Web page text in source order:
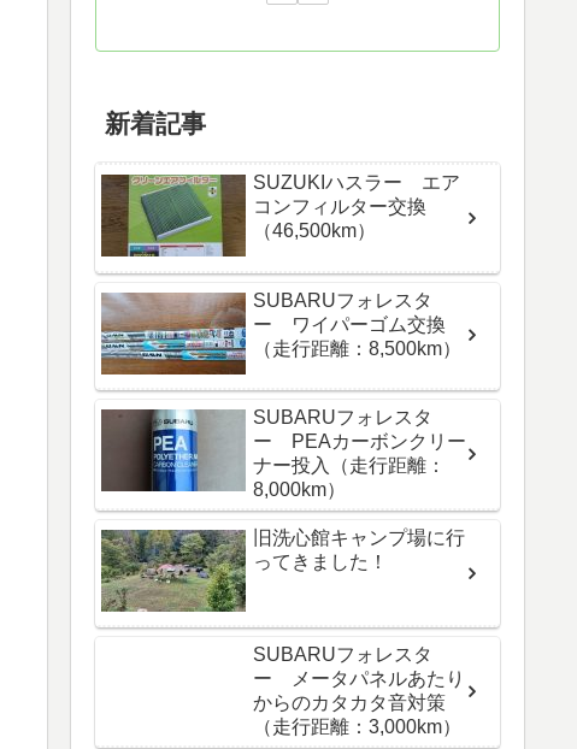
新着記事
SUZUKIハスラー エア
コンフィルター交換
（46,500km）
SUBARUフォレスタ
ー ワイパーゴム交換
（走行距離：8,500km）
SUBARUフォレスタ
ー PEAカーボンクリー
ナー投入（走行距離：
8,000km）
旧洗心館キャンプ場に行
ってきました！
SUBARUフォレスタ
ー メータパネルあたり
からのカタカタ音対策
（走行距離：3,000km）